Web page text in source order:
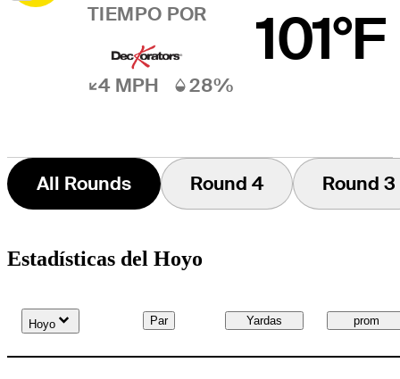
TIEMPO POR
4 MPH 28%
101°F
All Rounds Round 4 Round 3
Estadísticas del Hoyo
Hoyo Par Yardas prom